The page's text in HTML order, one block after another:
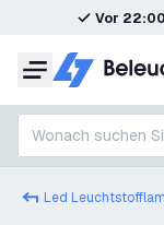
Vor
Menü
Wonach suchen Sie?
Led